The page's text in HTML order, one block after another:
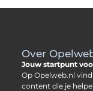
Over
Jouw startpunt
Op Opelweb.nl
content die je